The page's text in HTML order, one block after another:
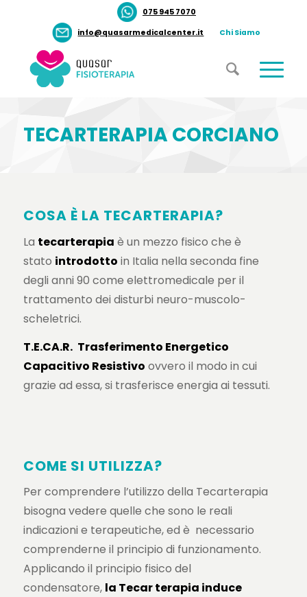
075 945 7070
info@quasarmedicalcenter.it
Chi Siamo
TECARTERAPIA CORCIANO
COSA È LA TECARTERAPIA?
La tecarterapia è un mezzo fisico che è
stato introdotto in Italia nella seconda fine
degli anni 90 come elettromedicale per il
trattamento dei disturbi neuro-muscolo-
scheletrici.
T.E.CA.R. Trasferimento Energetico
Capacitivo Resistivo ovvero il modo in cui
grazie ad essa, si trasferisce energia ai tessuti.
COME SI UTILIZZA?
Per comprendere l’utilizzo della Tecarterapia
bisogna vedere quelle che sono le reali
indicazioni e terapeutiche, ed è necessario
comprenderne il principio di funzionamento.
Applicando il principio fisico del
condensatore, la Tecar terapia induce